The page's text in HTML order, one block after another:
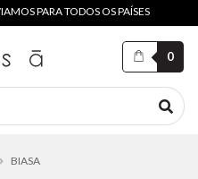
PARA TODOS OS PAÍSES
0
BIASA